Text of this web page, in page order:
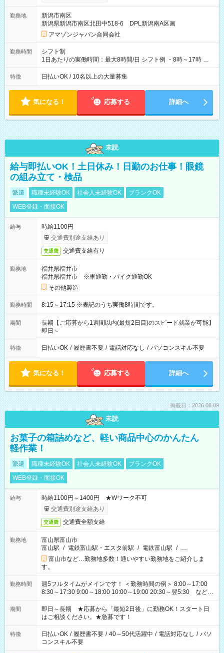
☆Amazon直雇用で安定して働けます！ 【試用期間】試用期間
あり 試用期間の長さ：1週間 雇用形態、給与は本採用時と同じ
です。
勤務地
新潟市南区
新潟県新潟市南区北田中518-6 DPL新潟南A区画
アマゾンジャパン合同会社
勤務時間
シフト制
1日あたりの実働時間：最大8時間/日 シフト例 ・8時～17時 ・
12時～21時
特徴 日払いOK / 10名以上の大量募集
気になる！ 応募する 詳細へ
未読
給与即払いOK！土日休み！日勤のお仕事！眼鏡
の組み立て・検品
派遣 職種未経験OK 社会人未経験OK
ブランクOK
WEB登録・面接OK
給与
時給1100円
交通費別途支給あり
交通費 交通費支給有り
勤務地
福井県福井市
福井県福井市 ※車通勤・バイク通勤OK
その他製造
勤務時間 8:15～17:15 ※表記のうち実働8時間です。
期間
長期【ご応募から1週間以内(最短2日目)のスピード就業が可能】
即日～
特徴 日払いOK / 履歴書不要 / 電話対応なし / パソコンスキル不要
気になる！ 応募する 詳細へ
掲載日：2026.08.09
未読
お菓子の箱詰めなど、軽い商品中心のかんたん
軽作業！
派遣 職種未経験OK 社会人未経験OK
ブランクOK
WEB登録・面接OK
給与
時給1100円～1400円 ★Wワーク不可
交通費別途支給あり
交通費 交通費全額支給
勤務地
富山県富山市
富山駅 / 電鉄富山駅・エスタ前駅 / 電鉄富山駅 / …
富山市など…勤務地多数！通いやすい勤務地をご紹介しま
す。
勤務時間
週5フルタイムがメインです！ ＜勤務時間の例＞ 8:00～17:00
8:30～17:30 9:00～18:00 10:00～19:00 20:30～翌5:30 など ★
その他にも勤務時間多数！ 日勤のみ、残業なし、交替制など
ご希望を教えてください！
期間
即日～長期 ★応募から「最短2日後」に勤務OK！スタート日
はご相談ください。★急募です！
特徴 日払いOK / 履歴書不要 / 40～50代活躍中 / 電話対応なし / パソ
コンスキル不要